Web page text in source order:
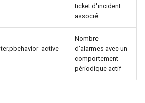
ticket d'incident
associé
Nombre
d'alarmes avec un
comportement
périodique actif